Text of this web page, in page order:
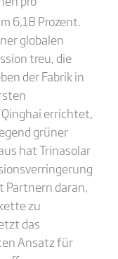
6,18 Prozent.
globalen
treu, die
der Fabrik in
errichtet,
grüner
hat Trinasolar
Partnern daran,
zu
das
Ansatz für